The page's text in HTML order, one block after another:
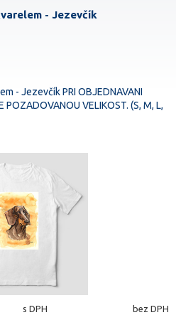
- Jezevčík
- Jezevčík PRI OBJEDNAVANI
POZADOVANOU VELIKOST. (S, M, L,
s DPH bez DPH